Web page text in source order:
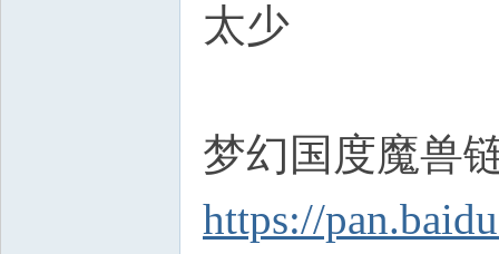
太少
梦幻国度魔兽
https://